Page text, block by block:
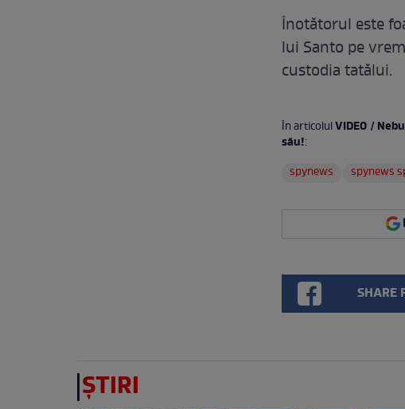
Înotătorul este
lui Santo pe
custodia tatălui.
În articolulVIDEO /
său!:
spynews
spynews
SHARE
ȘTIRI